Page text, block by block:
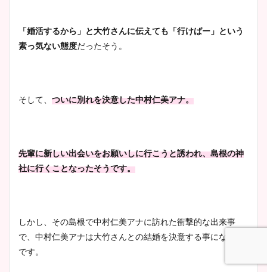
「婚活するから」と大竹さんに伝えても「行けばー」という
素っ気ない態度だったそう。
そして、 ついに別れを決意した中村仁美アナ。
先輩に新しい出会いをお願いしに行こうと誘われ、島根の神
社に行くことなったそうです。
しかし、その島根で中村仁美アナに訪れた衝撃的な出来事
で、中村仁美アナは大竹さんとの結婚を決意する事になるん
です。